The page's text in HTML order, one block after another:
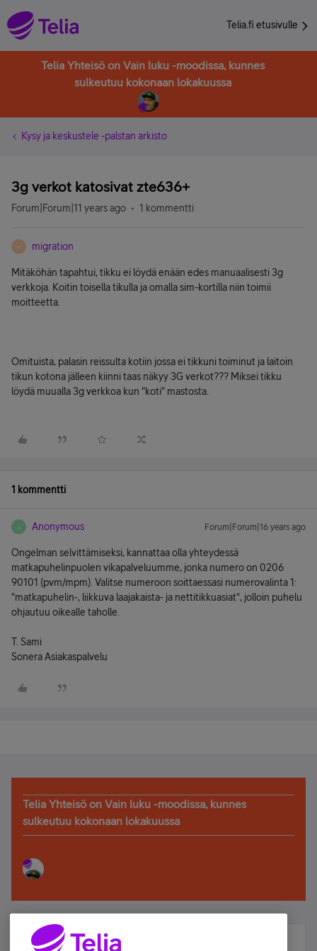
Telia.fi etusivulle
Telia Yhteisö on Vain luku -moodissa, kunnes
sulkeutuu kokonaan lokakuussa
Kysy ja keskustele -palstan arkisto
3g verkot katosivat zte636+
Forum|Forum|11 years ago 1 kommentti
M migration
Mitäköhän tapahtui, tikku ei löydä enään edes manuaalisesti 3g
verkkoja. Koitin toisella tikulla ja omalla sim-kortilla niin toimii
moitteetta.
Omituista, palasin reissulta kotiin jossa ei tikkuni toiminut ja laitoin
tikun kotona jälleen kiinni taas näkyy 3G verkot??? Miksei tikku
löydä muualla 3g verkkoa kun "koti" mastosta.
1 kommentti
A Anonymous Forum|Forum|16 years ago
Ongelman selvittämiseksi, kannattaa olla yhteydessä
matkapuhelinpuolen vikapalveluumme, jonka numero on 0206
90101 (pvm/mpm). Valitse numeroon soittaessasi numerovalinta 1:
"matkapuhelin-, liikkuva laajakaista- ja nettitikkuasiat", jolloin puhelu
ohjautuu oikealle taholle.
T. Sami
Sonera Asiakaspalvelu
Telia Yhteisö on Vain luku -moodissa, kunnes
sulkeutuu kokonaan lokakuussa